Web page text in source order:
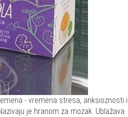
- vremena stresa, anksioznosti i
je hranom za mozak. Ublažava